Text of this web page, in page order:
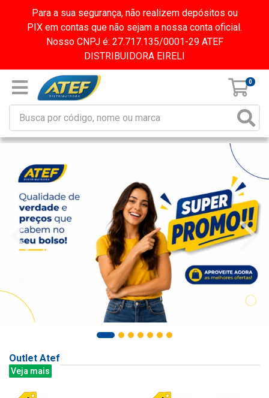
Para a sua segurança, não realizem depósitos ou
PIX em contas que não sejam a nossa conta oficial.
Nosso CNPJ é: 27.717.135/0001-29 ATEF
DISTRIBUIDORA EIRELI
0
Outlet Atef
Veja mais